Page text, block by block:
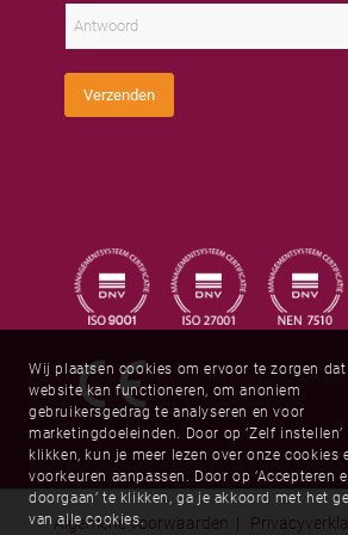
m
r
e
o
m
p
Verzenden
Algemene voorwaarden |
Wij plaatsen cookies om ervoor te zorgen dat
website kan functioneren, om anoniem
gebruikersgedrag te analyseren en voor
marketingdoeleinden. Door op ‘Zelf instellen’
klikken, kun je meer lezen over onze cookies
voorkeuren aanpassen. Door op ‘Accepteren
doorgaan’ te klikken, ga je akkoord met het
van alle cookies.